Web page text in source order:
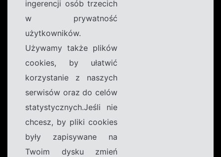
ingerencji osób trzecich
w prywatność
użytkowników.
Używamy także plików
cookies, by ułatwić
korzystanie z naszych
serwisów oraz do celów
statystycznych.Jeśli nie
chcesz, by pliki cookies
były zapisywane na
Twoim dysku zmień